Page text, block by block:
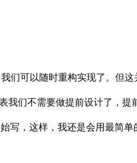
们可以随时重构实现了。但这
们不需要做提前设计了，提
写，这样，我还是会用最简